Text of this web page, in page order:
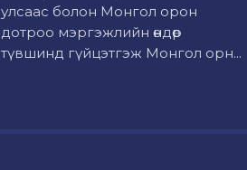
улсаас болон Монгол орон
дотроо мэргэжлийн өндөр
түвшинд гүйцэтгэж Монгол орн...